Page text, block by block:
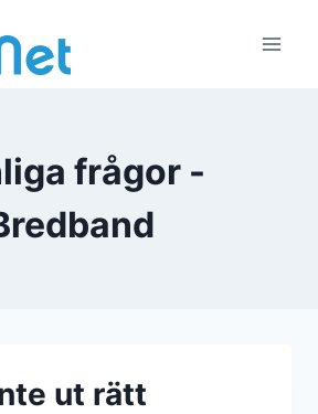
frågor -
ut rätt